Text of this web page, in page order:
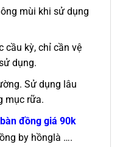
mùi khi sử dụng
cầu kỳ, chỉ cần vệ
dụng.
Sử dụng lâu
mục rữa.
đồng giá 90k
by hồnglà ….